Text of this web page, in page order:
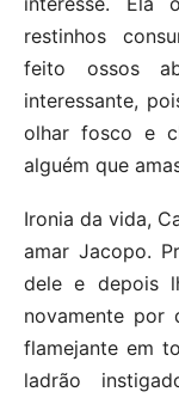
restinhos
feito ossos
interessante,
olhar fosco e
alguém que
Ironia da vida,
amar Jacopo.
dele e depois
novamente por
flamejante em
ladrão